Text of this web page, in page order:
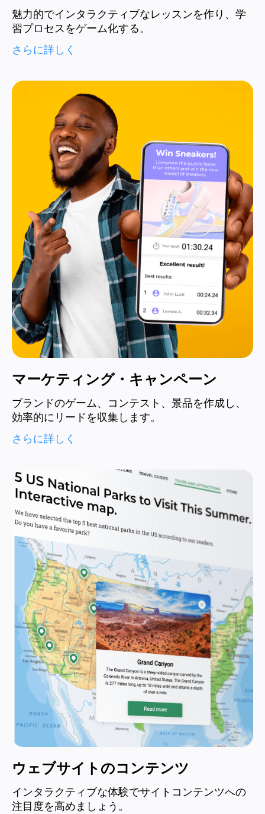
魅力的でインタラクティブなレッスンを作り、学
習プロセスをゲーム化する。
さらに詳しく
マーケティング・キャンペーン
ブランドのゲーム、コンテスト、景品を作成し、
効率的にリードを収集します。
さらに詳しく
ウェブサイトのコンテンツ
インタラクティブな体験でサイトコンテンツへの
注目度を高めましょう。